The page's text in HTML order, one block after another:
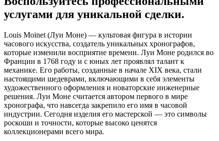
услугами для уникальной сделки.
Louis Moinet (Луи Моне) — культовая фигура в истории
часового искусства, создатель уникальных хронографов,
которые изменили восприятие времени. Луи Моне родился во
Франции в 1768 году и с юных лет проявлял талант к
механике. Его работы, созданные в начале XIX века, стали
настоящими шедеврами, включающими в себя элементы
художественного оформления и новаторские инженерные
решения. Луи Моне считается автором первого в мире
хронографа, что навсегда закрепило его имя в часовой
индустрии. Сегодня изделия его мастерской — это символы
роскоши и точности, которые высоко ценятся
коллекционерами всего мира.